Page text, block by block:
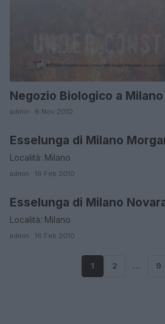
Negozio Biologico a Milano
admin · 8 Nov 2010
LOMBARDIA
Esselunga di Milano
Località: Milano
admin · 16 Feb 2010
LOMBARDIA
Esselunga di Milano
Località: Milano
admin · 16 Feb 2010
1 2 … 9